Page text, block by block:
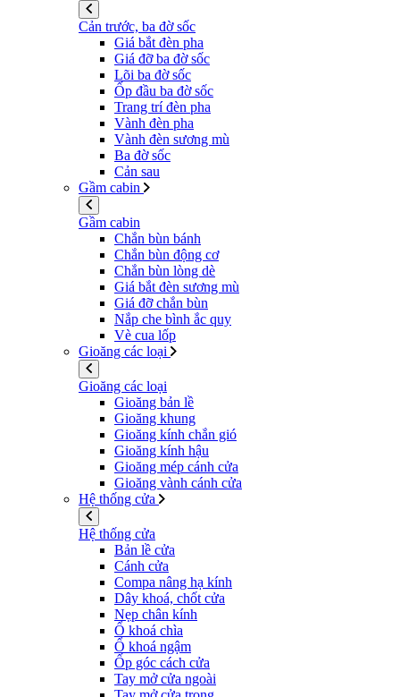
Cản trước, ba đờ sốc
Giá bắt đèn pha
Giá đỡ ba đờ sốc
Lõi ba đờ sốc
Ốp đầu ba đờ sốc
Trang trí đèn pha
Vành đèn pha
Vành đèn sương mù
Ba đờ sốc
Cản sau
Gầm cabin
Gầm cabin
Chắn bùn bánh
Chắn bùn động cơ
Chắn bùn lòng dè
Giá bắt đèn sương mù
Giá đỡ chắn bùn
Nắp che bình ắc quy
Vè cua lốp
Gioăng các loại
Gioăng các loại
Gioăng bản lề
Gioăng khung
Gioăng kính chắn gió
Gioăng kính hậu
Gioăng mép cánh cửa
Gioăng vành cánh cửa
Hệ thống cửa
Hệ thống cửa
Bản lề cửa
Cánh cửa
Compa nâng hạ kính
Dây khoá, chốt cửa
Nẹp chân kính
Ổ khoá chìa
Ổ khoá ngậm
Ốp góc cách cửa
Tay mở cửa ngoài